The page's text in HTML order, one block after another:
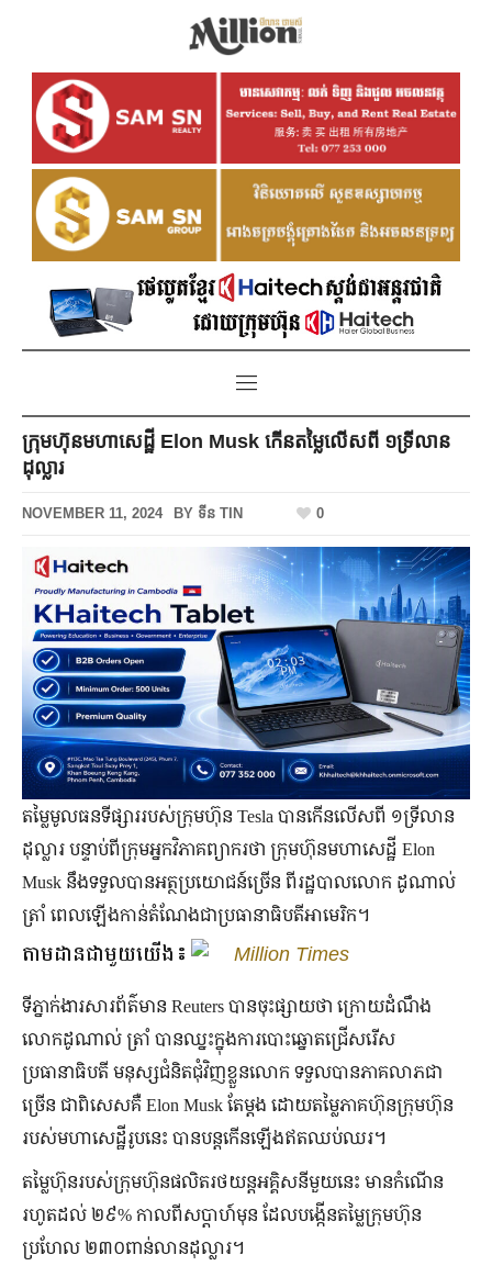
ក្រុមហ៊ុនមហាសេដ្ឋី Elon Musk កើនតម្លៃលើសពី ១ទ្រីលាន
ដុល្លារ
NOVEMBER 11, 2024 BY ទីន TIN 0
តម្លៃមូលធនទីផ្សាររបស់ក្រុមហ៊ុន Tesla បានកើនលើសពី ១ទ្រីលាន
ដុល្លារ បន្ទាប់ពីក្រុមអ្នកវិភាគព្យាករថា ក្រុមហ៊ុនមហាសេដ្ឋី Elon
Musk នឹងទទួលបានអត្ថប្រយោជន៍ច្រើន ពីរដ្ឋបាលលោក ដូណាល់
ត្រាំ ពេលឡើងកាន់តំណែងជាប្រធានាធិបតីអាមេរិក។
តាមដានជាមួយយើង៖ Million Times
ទីភ្នាក់ងារសារព័ត៌មាន Reuters បានចុះផ្សាយថា ក្រោយដំណឹង
លោកដូណាល់ ត្រាំ បានឈ្នះក្នុងការបោះឆ្នោតជ្រើសរើស
ប្រធានាធិបតី មនុស្សជំនិតជុំវិញខ្លួនលោក ទទួលបានភាគលាភជា
ច្រើន ជាពិសេសគឺ Elon Musk តែម្ដង ដោយតម្លៃភាគហ៊ុនក្រុមហ៊ុន
របស់មហាសេដ្ឋីរូបនេះ បានបន្តកើនឡើងឥតឈប់ឈរ។
តម្លៃហ៊ុនរបស់ក្រុមហ៊ុនផលិតរថយន្តអគ្គិសនីមួយនេះ មានកំណើន
រហូតដល់ ២៩% កាលពីសប្ដាហ៍មុន ដែលបង្កើនតម្លៃក្រុមហ៊ុន
ប្រហែល ២៣០ពាន់លានដុល្លារ។